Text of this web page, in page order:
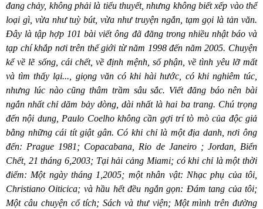
đang chảy, không phải là tiểu thuyết, nhưng không biết xếp vào thể
loại gì, vừa như tuỳ bút, vừa như truyện ngắn, tạm gọi là tản văn.
Đây là tập hợp 101 bài viết ông đã đăng trong nhiều nhật báo và
tạp chí khắp nơi trên thế giới từ năm 1998 đến năm 2005. Chuyện
kể về lẽ sống, cái chết, về định mệnh, số phận, về tình yêu lỡ mất
và tìm thấy lại..., giọng văn có khi hài hước, có khi nghiêm túc,
nhưng lúc nào cũng thâm trầm sâu sắc. Viết đăng báo nên bài
ngắn nhất chỉ dăm bảy dòng, dài nhất là hai ba trang. Chú trọng
đến nội dung, Paulo Coelho không cần gợi trí tò mò của độc giả
bằng những cái tít giật gân. Có khi chỉ là một địa danh, nơi ông
đến: Prague 1981; Copacabana, Rio de Janeiro ; Jordan, Biển
Chết, 21 tháng 6,2003; Tại hải cảng Miami; có khi chỉ là một thời
điểm: Một ngày tháng 1,2005; một nhân vật: Nhạc phụ của tôi,
Christiano Oiticica; và hầu hết đều ngắn gọn: Đám tang của tôi;
Một câu chuyện cổ tích; Sách và thư viện; Một mình trên đường